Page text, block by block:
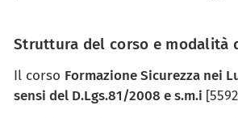
Struttura del corso e modalità
Il corso Formazione Sicurezza nei
sensi del D.Lgs.81/2008 e s.m.i